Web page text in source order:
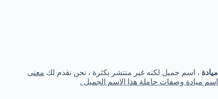
ميادة ، اسم جميل لكنه غير منتشر بكثرة ، نحن نقدم لك معنى
اسم ميادة وصفات حاملة هذا الاسم الجميل .